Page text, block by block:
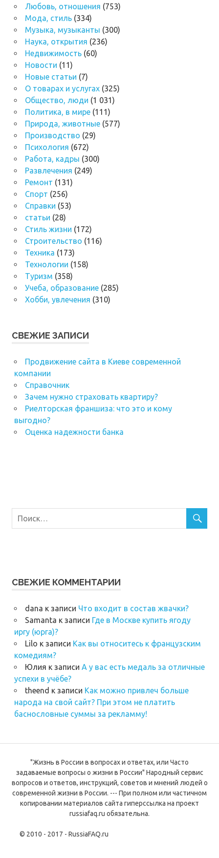
Любовь, отношения (753)
Мода, стиль(334)
Музыка, музыканты (300)
Наука, открытия (236)
Недвижимость(60)
Новости (11)
Новые статьи (7)
О товарах и услугах(325)
Общество, люди (1 031)
Политика, в мире(111)
Природа, животные(577)
Производство (29)
Психология (672)
Работа, кадры (300)
Развлечения (249)
Ремонт (131)
Спорт (256)
Справки (53)
статьи (28)
Стиль жизни (172)
Строительство (116)
Техника (173)
Технологии (158)
Туризм (358)
Учеба, образование(285)
Хобби, увлечения (310)
СВЕЖИЕ ЗАПИСИ
Продвижение сайта в Киеве современной
компании
Справочник
Зачем нужно страховать квартиру?
Риелторская франшиза: что это и кому
выгодно?
Оценка надежности банка
СВЕЖИЕ КОММЕНТАРИИ
dana к записи Что входит в состав жвачки?
Samanta к записи Где в Москве купить ягоду
иргу (юрга)?
Lilo к записи Как вы относитесь к французским
комедиям?
Юлия к записи А у вас есть медаль за отличные
успехи в учёбе?
theend к записи Как можно привлеч больше
народа на свой сайт? При этом не платить
баснословные суммы за рекламму!
"Жизнь в России в вопросах и ответах, или Часто
задаваемые вопросы о жизни в России" Народный сервис
вопросов и ответов, инструкций, советов и мнений людей о
современной жизни в России. --- При полном или частичном
копировании материалов сайта гиперссылка на проект
russiafaq.ru обязательна.
© 2010 - 2017 - RussiaFAQ.ru